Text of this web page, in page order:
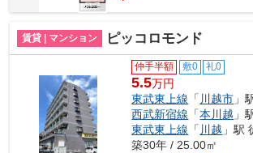
賃貸 | マンション ピッコロモンド
仲手半額 敷0 礼0
5.5万円
東武東上線 「 川越市 」
西武新宿線 「本川越 」
東武東上線 「 川越 」駅
築30年 / 25.00㎡